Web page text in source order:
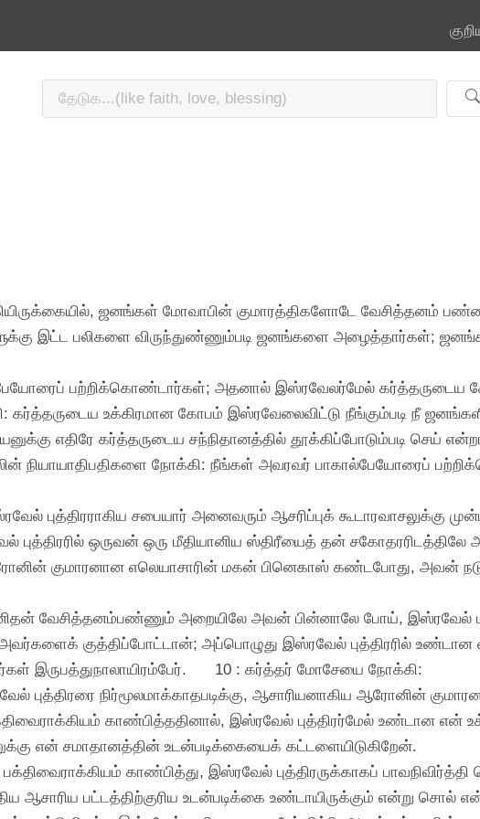
ஜனங்கள் மோவாபின் குமாரத்திகளோடே வேசித்தனம்
இட்ட பலிகளை விருந்துண்ணும்படி ஜனங்களை அழைத்தார்கள்;
பற்றிக்கொண்டார்கள்; அதனால் இஸ்ரவேலர்மேல் கர்த்தருடைய
உக்கிரமான கோபம் இஸ்ரவேலைவிட்டு நீங்கும்படி நீ
எதிரே கர்த்தருடைய சந்நிதானத்தில் தூக்கிப்போடும்படி செய்
நியாயாதிபதிகளை நோக்கி: நீங்கள் அவரவர் பாகால்பேயோரைப்
புத்திரராகிய சபையார் அனைவரும் ஆசரிப்புக் கூடாரவாசலுக்கு
புத்திரரில் ஒருவன் ஒரு மீதியானிய ஸ்திரீயைத் தன்
குமாரனான எலெயாசாரின் மகன் பினெகாஸ் கண்டபோது, அவன்
வேசித்தனம்பண்ணும் அறையிலே அவன் பின்னாலே போய், இஸ்ரவேல்
அவர்களைக் குத்திப்போட்டான்; அப்பொழுது இஸ்ரவேல் புத்திரரில் உண்டான
இருபத்துநாலாயிரம்பேர்.
10 : கர்த்தர் மோசேயை நோக்கி:
புத்திரரை நிர்மூலமாக்காதபடிக்கு, ஆசாரியனாகிய ஆரோனின்
காண்பித்ததினால், இஸ்ரவேல் புத்திரர்மேல் உண்டான என்
என் சமாதானத்தின் உடன்படிக்கையைக் கட்டளையிடுகிறேன்.
காண்பித்து, இஸ்ரவேல் புத்திரருக்காகப் பாவநிவிர்த்தி
ஆசாரிய பட்டத்திற்குரிய உடன்படிக்கை உண்டாயிருக்கும் என்று சொல்